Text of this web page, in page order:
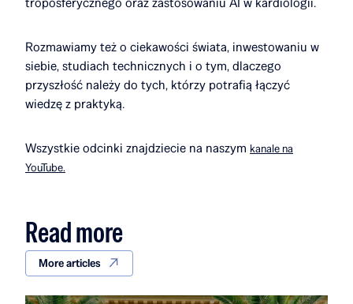
Rozmawiamy też o ciekawości świata, inwestowaniu w
siebie, studiach technicznych i o tym, dlaczego
przyszłość należy do tych, którzy potrafią łączyć
wiedzę z praktyką.
Wszystkie odcinki znajdziecie na naszym kanale na
YouTube.
Read more
More articles